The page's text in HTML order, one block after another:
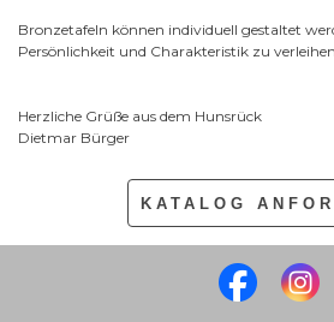
Bronzetafeln können individuell gestaltet
Persönlichkeit und Charakteristik zu
Herzliche Grüße aus dem Hunsrück
Dietmar Bürger
KATALOG